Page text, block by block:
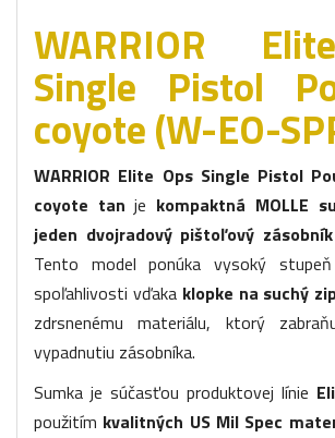
WARRIOR
Single Pistol
coyote (W-EO-
WARRIOR Elite Ops Single Pistol
coyote tan je kompaktná MOLLE
jeden dvojradový pištoľový
Tento model ponúka vysoký
spoľahlivosti vďaka klopke na suchý
zdrsnenému materiálu, ktorý
vypadnutiu zásobníka.
Sumka je súčasťou produktovej línie
použitím kvalitných US Mil Spec